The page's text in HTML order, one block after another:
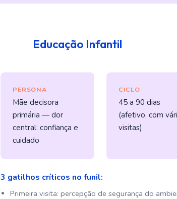
Educação Infantil
PERSONA
Mãe decisora
primária — dor
central: confiança e
cuidado
CICLO
45 a 90 dias
(afetivo, com
visitas)
3 gatilhos críticos no funil:
Primeira visita: percepção de segurança do